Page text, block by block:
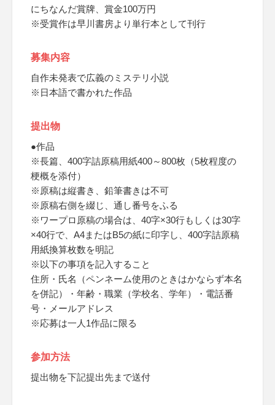
にちなんだ賞牌、賞金100万円
※受賞作は早川書房より単行本として刊行
募集内容
自作未発表で広義のミステリ小説
※日本語で書かれた作品
提出物
●作品
※長篇、400字詰原稿用紙400～800枚（5枚程度の
梗概を添付）
※原稿は縦書き、鉛筆書きは不可
※原稿右側を綴じ、通し番号をふる
※ワープロ原稿の場合は、40字×30行もしくは30字
×40行で、A4またはB5の紙に印字し、400字詰原稿
用紙換算枚数を明記
※以下の事項を記入すること
住所・氏名（ペンネーム使用のときはかならず本名
を併記）・年齢・職業（学校名、学年）・電話番
号・メールアドレス
※応募は一人1作品に限る
参加方法
提出物を下記提出先まで送付